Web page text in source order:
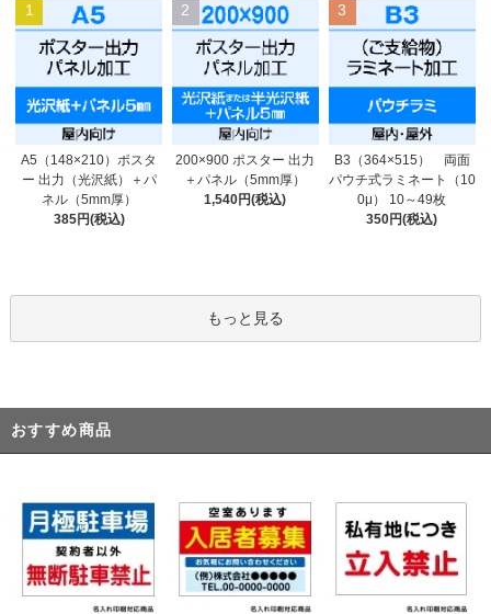
1
A5（148×210）ポスタ
ー 出力（光沢紙）＋パ
ネル（5mm厚）
385円(税込)
2
200×900 ポスター 出力
＋パネル（5mm厚）
1,540円(税込)
3
B3（364×515） 両面
パウチ式ラミネート（10
0μ） 10～49枚
350円(税込)
もっと見る
おすすめ商品